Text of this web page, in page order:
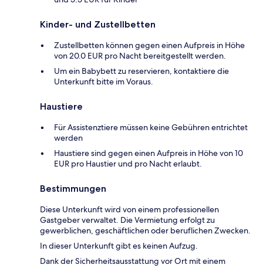
Kinder- und Zustellbetten
Zustellbetten können gegen einen Aufpreis in Höhe
von 20.0 EUR pro Nacht bereitgestellt werden.
Um ein Babybett zu reservieren, kontaktiere die
Unterkunft bitte im Voraus.
Haustiere
Für Assistenztiere müssen keine Gebühren entrichtet
werden
Haustiere sind gegen einen Aufpreis in Höhe von 10
EUR pro Haustier und pro Nacht erlaubt.
Bestimmungen
Diese Unterkunft wird von einem professionellen
Gastgeber verwaltet. Die Vermietung erfolgt zu
gewerblichen, geschäftlichen oder beruflichen Zwecken.
In dieser Unterkunft gibt es keinen Aufzug.
Dank der Sicherheitsausstattung vor Ort mit einem